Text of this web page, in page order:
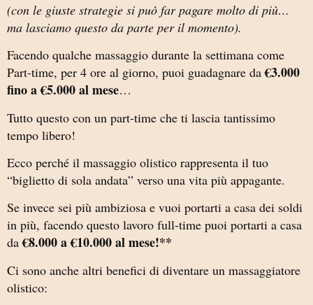
(con le giuste strategie si può far pagare molto di più…
ma lasciamo questo da parte per il momento).
Facendo qualche massaggio durante la settimana come
Part-time, per 4 ore al giorno, puoi guadagnare da€3.000
fino a €5.000 al mese…
Tutto questo con un part-time che ti lascia tantissimo
tempo libero!
Ecco perché il massaggio olistico rappresenta il tuo
“biglietto di sola andata” verso una vita più appagante.
Se invece sei più ambiziosa e vuoi portarti a casa dei soldi
in più, facendo questo lavoro full-time puoi portarti a casa
da€8.000 a €10.000 al mese!**
Ci sono anche altri benefici di diventare un massaggiatore
olistico: